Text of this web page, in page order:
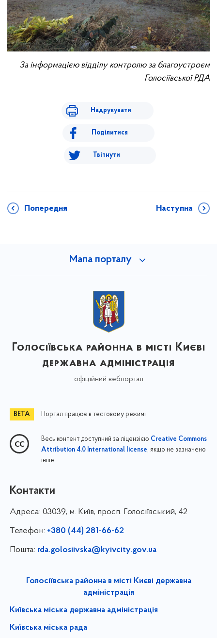
За інформацією відділу контролю за благоустроєм
Голосіївської РДА
Надрукувати
Поділитися
Твітнути
Попередня Наступна
Мапа порталу
Голосіївська районна в місті Києві
державна адміністрація
офіційний вебпортал
Портал працює в тестовому режимі
Весь контент доступний за ліцензією Creative Commons
Attribution 4.0 International license, якщо не зазначено
інше
Контакти
Адреса: 03039, м. Київ, просп. Голосіївський, 42
Телефон: +380 (44) 281-66-62
Пошта: rda.golosiivska@kyivcity.gov.ua
Голосіївська районна в місті Києві державна
адміністрація
Київська міська державна адміністрація
Київська міська рада